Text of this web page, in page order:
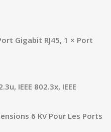
Gigabit RJ45, 1 × Port
IEEE 802.3x, IEEE
6 KV Pour Les Ports